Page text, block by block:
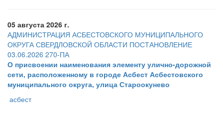
05 августа 2026 г.
АДМИНИСТРАЦИЯ АСБЕСТОВСКОГО МУНИЦИПАЛЬНОГО
ОКРУГА СВЕРДЛОВСКОЙ ОБЛАСТИ ПОСТАНОВЛЕНИЕ
03.06.2026 270-ПА
О присвоении наименования элементу улично-дорожной
сети, расположенному в городе Асбест Асбестовского
муниципального округа, улица Староокунево
асбест